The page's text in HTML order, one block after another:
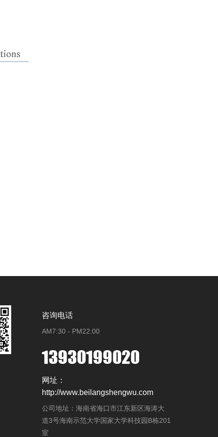
咨询电话
AM7:30 - PM22:00
13930199020
网址：
http://www.beilangshengwu.com
公司地址：海南省海口市江东新区海涛大
道3号海南示范大学国家大学科技园B栋201
室